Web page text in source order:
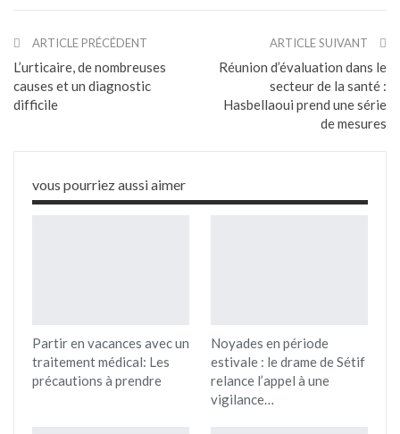
ARTICLE PRÉCÉDENT
L’urticaire, de nombreuses
causes et un diagnostic
difficile
ARTICLE SUIVANT
Réunion d’évaluation dans le
secteur de la santé :
Hasbellaoui prend une série
de mesures
vous pourriez aussi aimer
Partir en vacances avec un
traitement médical: Les
précautions à prendre
Noyades en période
estivale : le drame de Sétif
relance l’appel à une
vigilance…